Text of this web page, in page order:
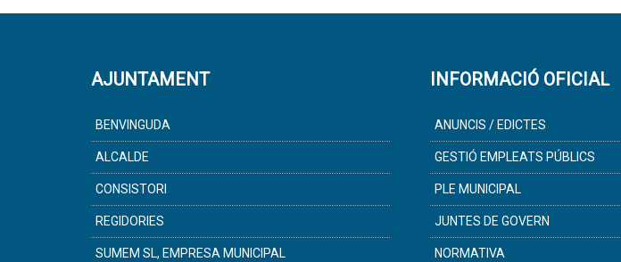
AJUNTAMENT
BENVINGUDA
ALCALDE
CONSISTORI
REGIDORIES
SUMEM SL, EMPRESA MUNICIPAL
INFORMACIÓ OFICIAL
ANUNCIS / EDICTES
GESTIÓ EMPLEATS PÚBLICS
PLE MUNICIPAL
JUNTES DE GOVERN
NORMATIVA